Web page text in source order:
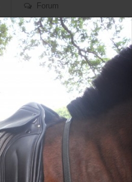
Forum
Retour aux albums